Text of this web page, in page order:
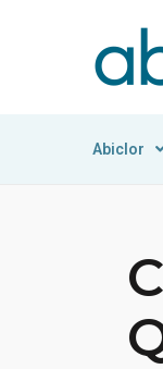
Abiclor